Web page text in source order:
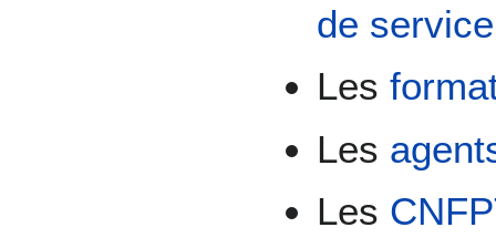
de service
Les
Les
Les